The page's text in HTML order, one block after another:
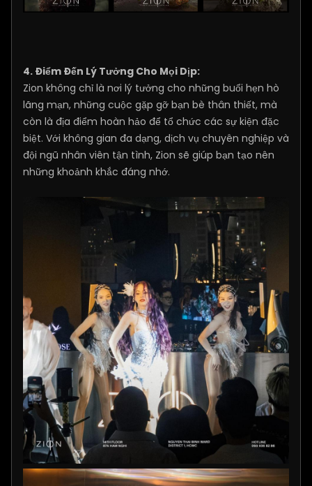
4. Điểm Đến Lý Tưởng Cho Mọi Dịp:
Zion không chỉ là nơi lý tưởng cho những buổi hẹn hò
lãng mạn, những cuộc gặp gỡ bạn bè thân thiết, mà
còn là địa điểm hoàn hảo để tổ chức các sự kiện đặc
biệt. Với không gian đa dạng, dịch vụ chuyên nghiệp và
đội ngũ nhân viên tận tình, Zion sẽ giúp bạn tạo nên
những khoảnh khắc đáng nhớ.